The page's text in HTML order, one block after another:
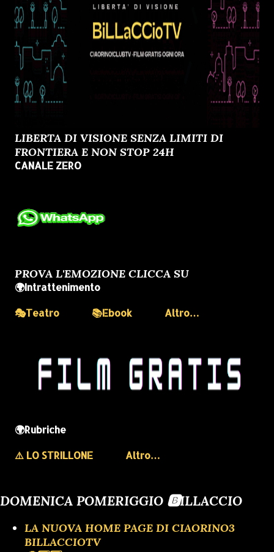
LIBERTA DI VISIONE SENZA LIMITI DI
FRONTIERA E NON STOP 24H
CANALE ZERO
PROVA L'EMOZIONE CLICCA SU
🌍Intrattenimento
🎭Teatro
📚Ebook Altro…
🌍Rubriche
⚠️ LO STRILLONE
Altro…
DOMENICA POMERIGGIO 🅱️ILLACCIO
LA NUOVA HOME PAGE DI CIAORINO3
BILLACCIOTV